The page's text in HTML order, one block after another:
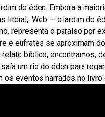
do éden. Embora a
literal,. Web — o jardim do
representa o paraíso por
e eufrates se aproximam
bíblico, encontramos,
um rio do éden para
eventos narrados no livro